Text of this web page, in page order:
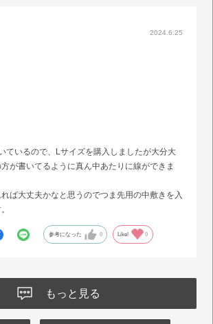
2024.6.25
ているので、Lサイズを購入しましたが大分大
が書いてるように真ん中あたりに線ができま
ば大丈夫かなと思うのでつま先用の中敷きを入
参考になった 0 Like! 0
もっと見る